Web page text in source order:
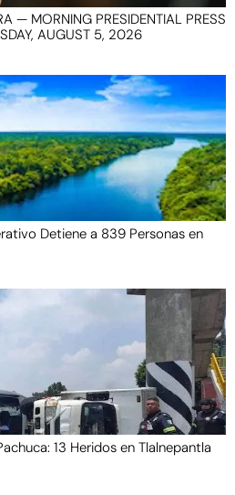
— MORNING PRESIDENTIAL PRESS
AUGUST 5, 2026
Detiene a 839 Personas en
13 Heridos en Tlalnepantla